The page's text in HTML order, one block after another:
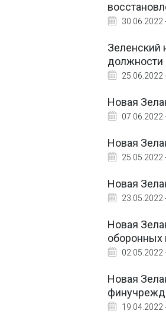
30.06.2022
Зеленский
должности
25.06.2022
Новая
07.06.2022
Новая
25.05.2022
Новая
23.05.2022
Новая
оборонных
02.05.2022
Новая
19.04.2022